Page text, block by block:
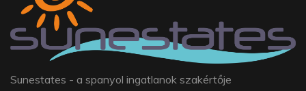
Sunestates - a spanyol ingatlanok szakértője